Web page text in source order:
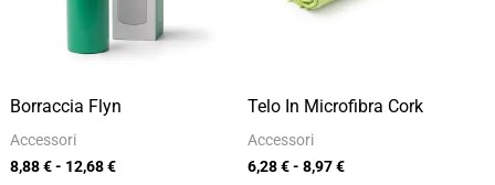
Borraccia Flyn
Accessori
8,88€- 12,68€
Telo In Microfibra Cork
Accessori
6,28€- 8,97€